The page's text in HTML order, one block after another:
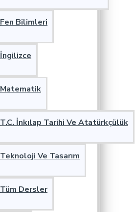
Fen Bilimleri
İngilizce
Matematik
T.C. İnkılap Tarihi Ve Atatürkçülük
Teknoloji Ve Tasarım
Tüm Dersler